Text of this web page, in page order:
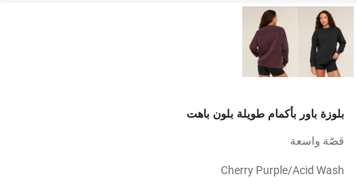
بلوزة باور بأكمام طويلة بلون باهت
قصّة واسعة
Cherry Purple/acid Wash